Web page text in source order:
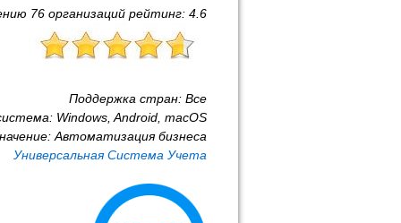
76 организаций рейтинг: 4.6
Поддержка стран: Все
Windows, Android, macOS
Автоматизация бизнеса
Универсальная Система Учета